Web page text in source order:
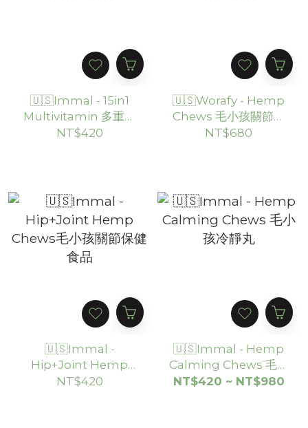
🇺🇸Immal - 15in1
Multivitamin 多重維
他命保健食品
NT$420
🇺🇸Worafy - Hemp
Chews 毛小孩關節漢
麻保健食品
NT$680
🇺🇸Immal -
Hip+Joint Hemp
Chews毛小孩關節保健
NT$420
🇺🇸Immal - Hemp
Calming Chews 毛小
孩冷靜丸
NT$420 ~ NT$980